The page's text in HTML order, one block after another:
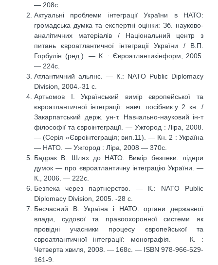
— 208с.
Актуальні проблеми інтеграції України в НАТО:
громадська думка та експертні оцінки: Зб. науково-
аналітичних матеріалів / Національний центр з
питань євроатлантичної інтеграції України / В.П.
Горбулін (ред.). — К. : Євроатлантикінформ, 2005.
— 224с.
Атлантичний альянс. — К.: NATO Public Diplomacy
Division, 2004.-31 с.
Артьомов І. Український вимір європейської та
євроатлантичної інтеграції: навч. посібник:у 2 кн. /
Закарпатський держ. ун-т. Навчально-науковий ін-т
філософії та євроінтеграції. — Ужгород : Ліра, 2008.
— (Серія «Євроінтеграція; вип.11). — Кн. 2 : Україна
— НАТО. — Ужгород : Ліра, 2008 — 370с.
Бадрак В. Шлях до НАТО: Вимір безпеки: лідери
думок — про євроатлантичну інтеграцію України. —
К., 2006. — 222с.
Безпека через партнерство. — К.: NATO Public
Diplomacy Division, 2005. -28 c.
Бесчасний В. Україна і НАТО: органи державної
влади, судової та правоохоронної системи як
провідні учасники процесу європейської та
євроатлантичної інтеграції: монографія. — К. :
Четверта хвиля, 2008. — 168с. — ISBN 978-966-529-
161-9.